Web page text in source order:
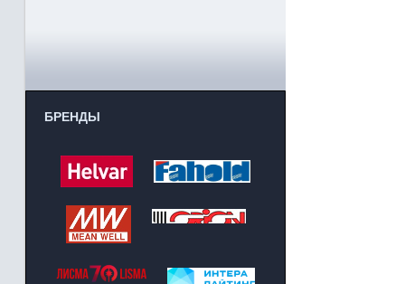
БРЕНДЫ